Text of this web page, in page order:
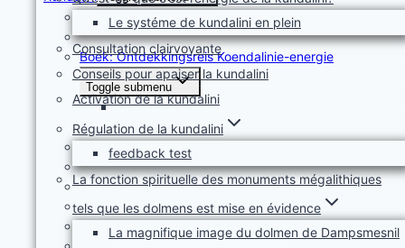
Le systéme de kundalini en plein
Consultation clairvoyante
Conseils pour apaiser la kundalini
Activation de la kundalini
Régulation de la kundalini
feedback test
La fonction spirituelle des monuments mégalithiques
tels que les dolmens est mise en évidence
La magnifique image du dolmen de Dampsmesnil
Wat is kundalini-energie?
Kundalinisysteem
Boek: Ontdekkingsreis Koendalinie-energie
Toggle submenu
Gesproken meditaties bij Ontdekkingsreis
Koendalinie-energie
Auratentoonstelling I
Recensies
Test jezelf
Ervaringen
Piekervaringen en kundalini-energie